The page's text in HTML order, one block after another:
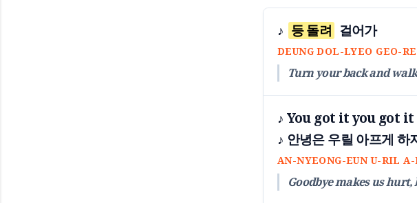
♪ 등 돌려 걸어가
DEUNG DOL-LYEO GEO-
Turn your back and
♪ You got it you got
♪ 안녕은 우릴 아프게 하
AN-NYEONG-EUN U-RIL
Goodbye makes us